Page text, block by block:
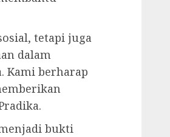
tetapi juga
dalam
Kami berharap
bukti